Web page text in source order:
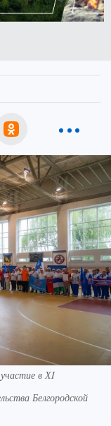
в ХI
Белгородской